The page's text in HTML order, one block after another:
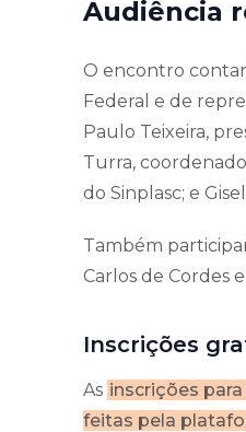
Audiência
O encontro
Federal e de
Paulo Teixeira,
Turra,
do Sinplasc; e
Também
Carlos de Cordes
Inscrições
As inscrições
feitas pela